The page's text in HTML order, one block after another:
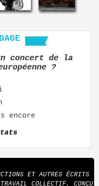
concert de la
?
encore
ET AUTRES ÉCRITS
COLLECTIF, CONÇU